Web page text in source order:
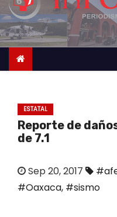
c
o
t
ESTATAL
Reporte de
de 7.1
Sep 20, 2017
#Oaxaca, #sismo